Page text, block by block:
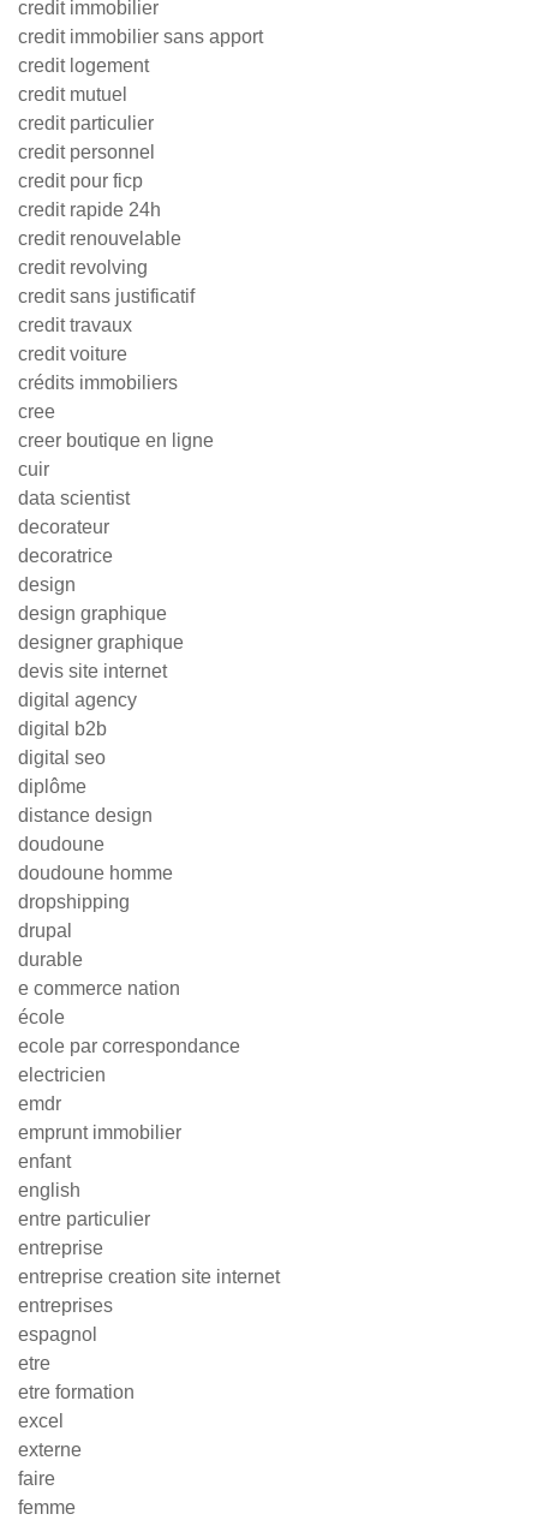
credit immobilier
credit immobilier sans apport
credit logement
credit mutuel
credit particulier
credit personnel
credit pour ficp
credit rapide 24h
credit renouvelable
credit revolving
credit sans justificatif
credit travaux
credit voiture
crédits immobiliers
cree
creer boutique en ligne
cuir
data scientist
decorateur
decoratrice
design
design graphique
designer graphique
devis site internet
digital agency
digital b2b
digital seo
diplôme
distance design
doudoune
doudoune homme
dropshipping
drupal
durable
e commerce nation
école
ecole par correspondance
electricien
emdr
emprunt immobilier
enfant
english
entre particulier
entreprise
entreprise creation site internet
entreprises
espagnol
etre
etre formation
excel
externe
faire
femme